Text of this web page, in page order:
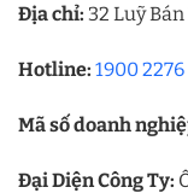
Địa chỉ: 32 Luỹ
Hotline: 1900 2276
Mã số doanh
Đại Diện Công Ty: